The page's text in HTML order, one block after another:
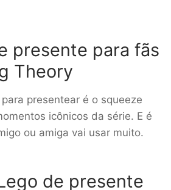
presente para fãs
Theory
presentear é o squeeze
icônicos da série. E é
ou amiga vai usar muito.
de presente